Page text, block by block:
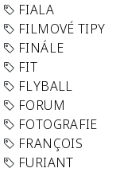
FIALA
FILMOVÉ TIPY
FINÁLE
FIT
FLYBALL
FORUM
FOTOGRAFIE
FRANÇOIS
FURIANT